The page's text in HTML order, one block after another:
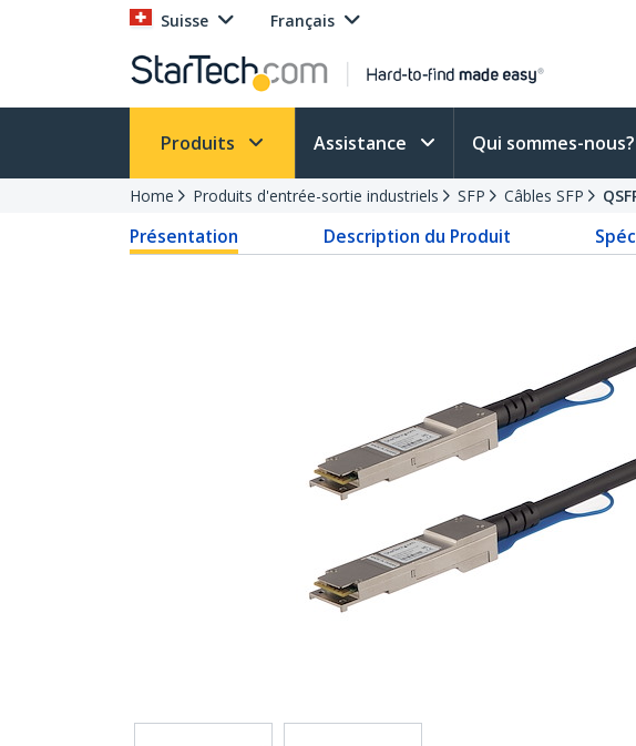
Suisse Français
Produits Assistance Qui sommes-nous?
Home Produits d'entrée-sortie industriels SFP Câbles SFP
Présentation Description du Produit